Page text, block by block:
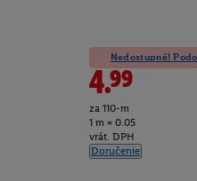
Nedostupné!
4.99
za 110-m
1 m = 0.05
vrát. DPH
Doručenie